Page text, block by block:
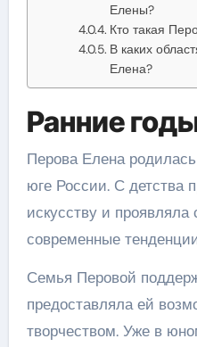
Елены?
Кто такая
В каких
Елена?
Ранние
Перова Елена
юге России. С детства
искусству и проявляла
современные
Семья Перовой
предоставляла ей
творчеством. Уже в